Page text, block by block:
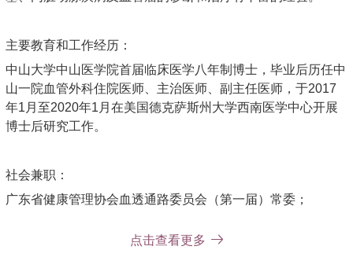
主要教育和工作经历：
中山大学中山医学院首届临床医学八年制博士，毕业后历任中
山一院血管外科住院医师、主治医师、副主任医师，于2017
年1月至2020年1月在美国德克萨斯州大学西南医学中心开展
博士后研究工作。
社会兼职：
广东省健康管理协会血透通路委员会（第一届）常委；
国际血管联盟中国分部静脉血栓栓塞专家委员会委员；
点击查看更多